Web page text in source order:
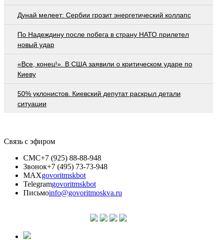
Дунай мелеет: Сербии грозит энергетический коллапс
По Надеждину после побега в страну НАТО прилетел
новый удар
«Все, конец!». В США заявили о критическом ударе по
Киеву
50% уклонистов. Киевский депутат раскрыл детали
ситуации
Связь с эфиром
СМС+7 (925) 88-88-948
Звонок+7 (495) 73-73-948
MAXgovoritmskbot
Telegramgovoritmskbot
Письмоinfo@govoritmoskva.ru